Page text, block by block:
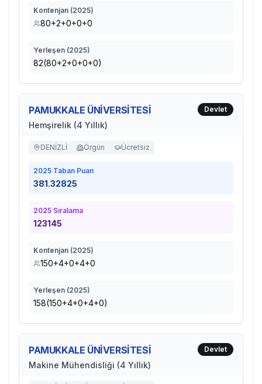
Kontenjan (2025)
80+2+0+0+0
Yerleşen (2025)
82(80+2+0+0+0)
PAMUKKALE ÜNİVERSİTESİ
Hemşirelik (4 Yıllık)
Devlet
DENİZLİ Örgün Ücretsiz
2025 Taban Puan
381.32825
2025 Sıralama
123145
Kontenjan (2025)
150+4+0+4+0
Yerleşen (2025)
158(150+4+0+4+0)
PAMUKKALE ÜNİVERSİTESİ
Makine Mühendisliği (4 Yıllık)
Devlet